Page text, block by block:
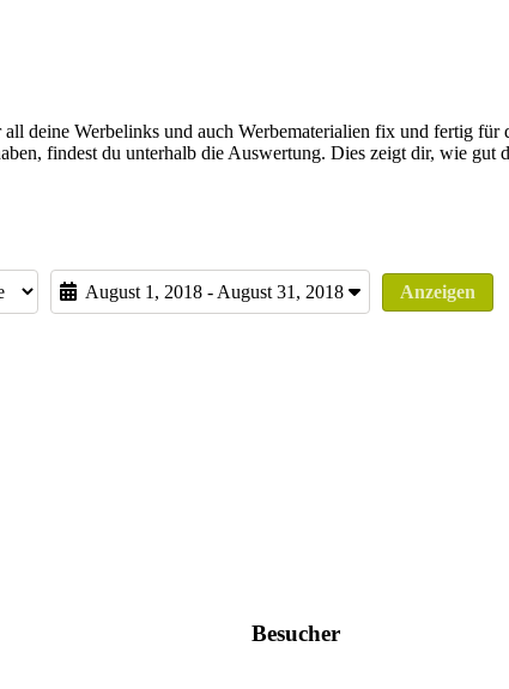
deine Werbelinks und auch Werbematerialien fix und fertig
findest du unterhalb die Auswertung. Dies zeigt dir, wie gut
August 1, 2018 - August 31, 2018
Anzeigen
Besucher